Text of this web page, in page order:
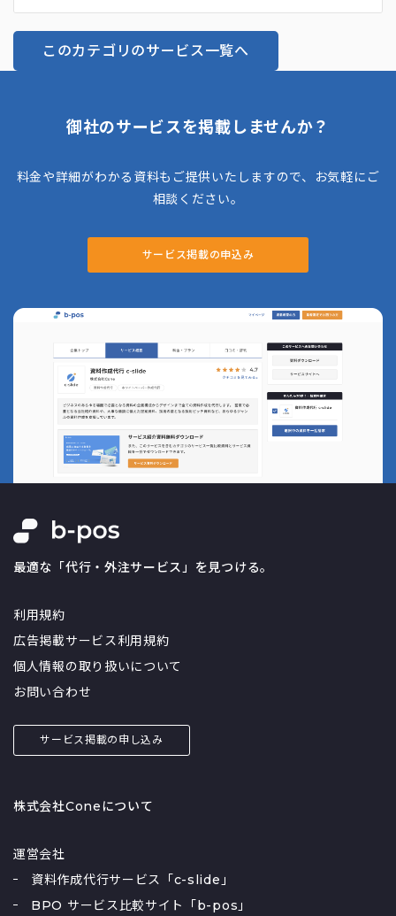
このカテゴリのサービス一覧へ
御社のサービスを掲載しませんか？
料金や詳細がわかる資料もご提供いたしますので、お気軽にご
相談ください。
サービス掲載の申込み
最適な「代行・外注サービス」を見つける。
利用規約
広告掲載サービス利用規約
個人情報の取り扱いについて
お問い合わせ
サービス掲載の申し込み
株式会社Coneについて
運営会社
資料作成代行サービス「c-slide」
BPO サービス比較サイト「b-pos」